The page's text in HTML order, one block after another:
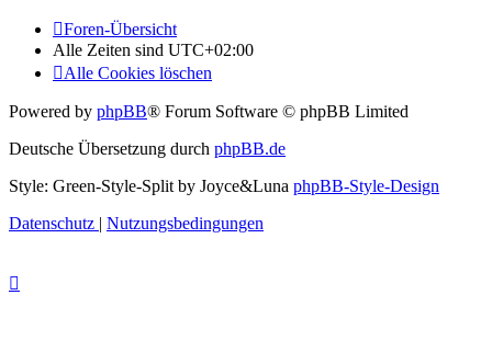
Foren-Übersicht
Alle Zeiten sind UTC+02:00
Alle Cookies löschen
Powered by phpBB® Forum Software © phpBB Limited
Deutsche Übersetzung durch phpBB.de
Style: Green-Style-Split by Joyce&Luna phpBB-Style-Design
Datenschutz | Nutzungsbedingungen